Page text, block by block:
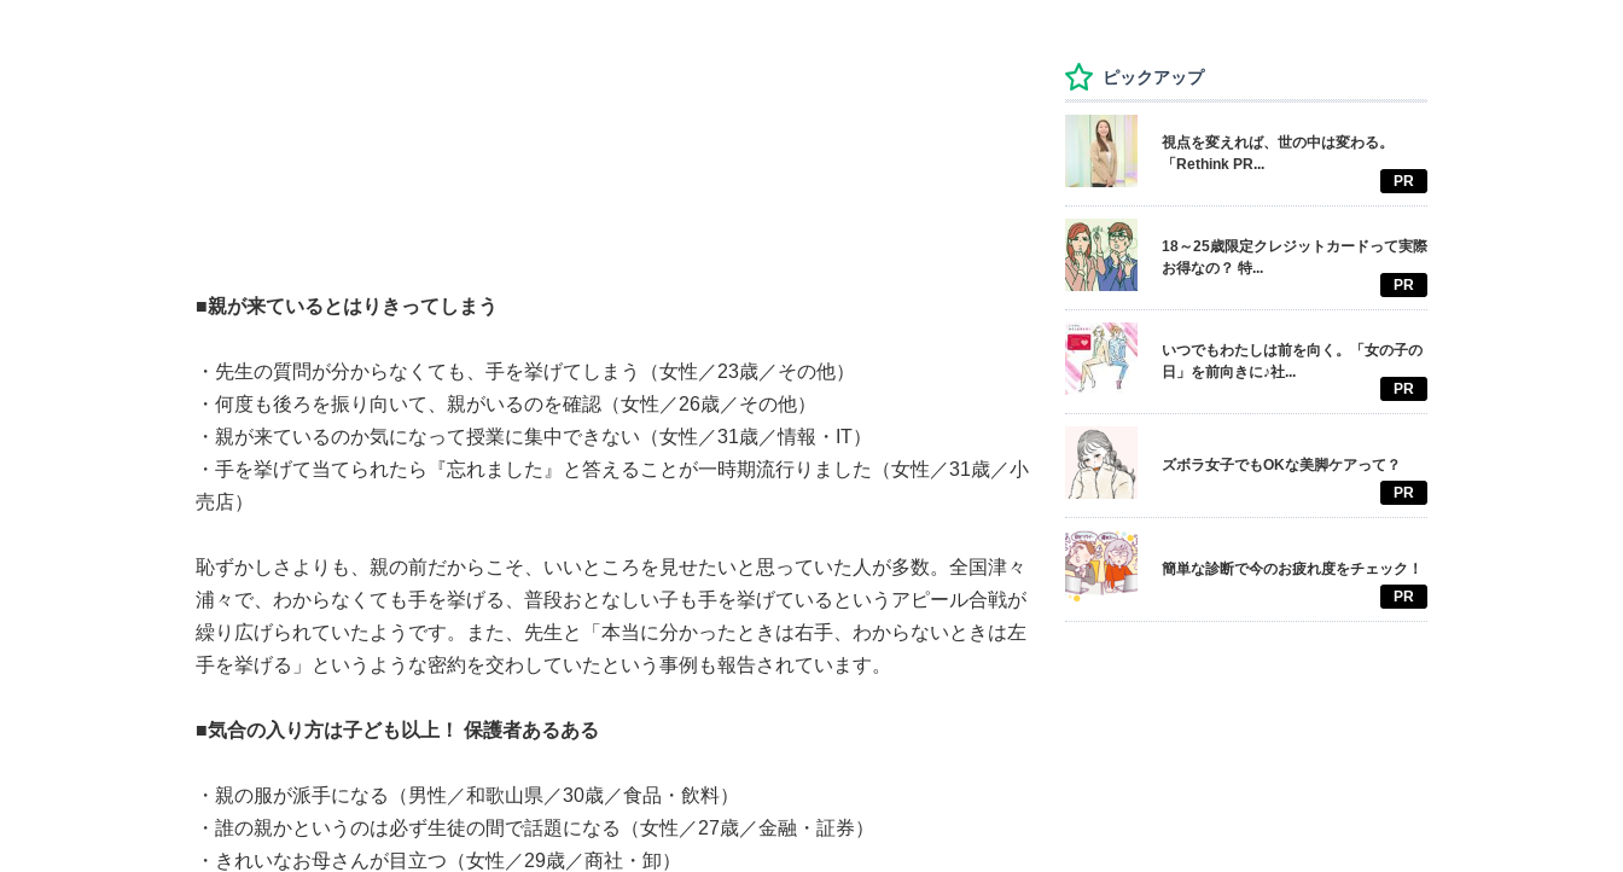
■親が来ているとはりきってしまう
・先生の質問が分からなくても、手を挙げてしまう（女性／23歳／その他）
・何度も後ろを振り向いて、親がいるのを確認（女性／26歳／その他）
・親が来ているのか気になって授業に集中できない（女性／31歳／情報・IT）
・手を挙げて当てられたら『忘れました』と答えることが一時期流行りました（女性／31歳／小
売店）
恥ずかしさよりも、親の前だからこそ、いいところを見せたいと思っていた人が多数。全国津々
浦々で、わからなくても手を挙げる、普段おとなしい子も手を挙げているというアピール合戦が
繰り広げられていたようです。また、先生と「本当に分かったときは右手、わからないときは左
手を挙げる」というような密約を交わしていたという事例も報告されています。
■気合の入り方は子ども以上！ 保護者あるある
・親の服が派手になる（男性／和歌山県／30歳／食品・飲料）
・誰の親かというのは必ず生徒の間で話題になる（女性／27歳／金融・証券）
・きれいなお母さんが目立つ（女性／29歳／商社・卸）
ピックアップ
視点を変えれば、世の中は変わる。
「Rethink PR...
PR
18～25歳限定クレジットカードって実際
お得なの？ 特...
PR
いつでもわたしは前を向く。「女の子の
日」を前向きに♪社...
PR
ズボラ女子でもOKな美脚ケアって？
PR
簡単な診断で今のお疲れ度をチェック！
PR